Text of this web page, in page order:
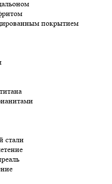
покрытием
стали